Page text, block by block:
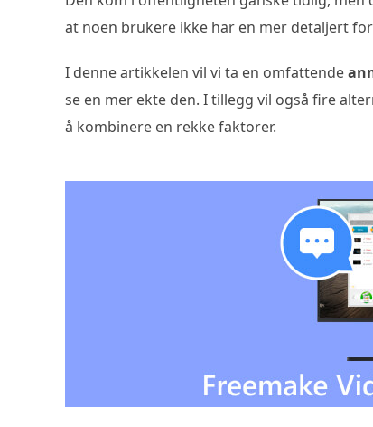
at noen brukere ikke har en mer detaljert
I denne artikkelen vil vi ta en omfattende
se en mer ekte den. I tillegg vil også fire
å kombinere en rekke faktorer.